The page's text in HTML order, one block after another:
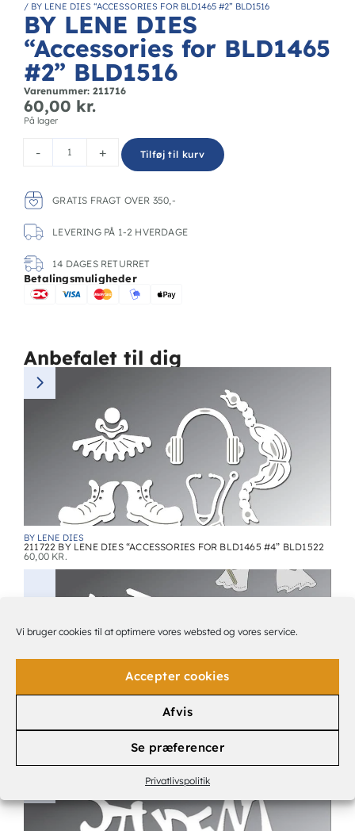
Vi bruger cookies til at optimere vores websted og vores service.
Accepter cookies
Afvis
Se præferencer
Privatlivspolitik
/ BY LENE DIES “ACCESSORIES FOR BLD1465 #2” BLD1516
BY LENE DIES
“Accessories for BLD1465
#2” BLD1516
Varenummer: 211716
60,00 kr.
På lager
- + Tilføj til kurv
GRATIS FRAGT OVER 350,-
LEVERING PÅ 1-2 HVERDAGE
14 DAGES RETURRET
Betalingsmuligheder
Anbefalet til dig
BY LENE DIES
211722 BY LENE DIES “ACCESSORIES FOR BLD1465 #4” BLD1522
60,00 KR.
BY LENE DIES “ACCESSORIES FOR BLD1465 #5” BLD1523